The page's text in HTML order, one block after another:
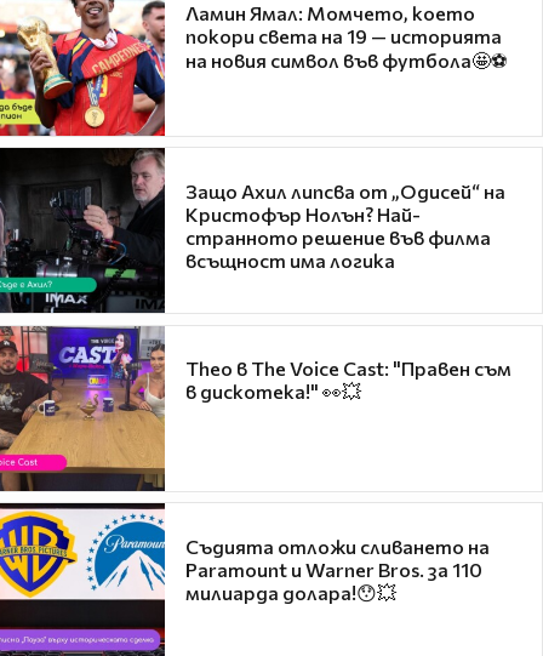
Ламин Ямал: Момчето, което
покори света на 19 — историята
на новия символ във футбола🤩⚽
Защо Ахил липсва от „Одисей“ на
Кристофър Нолън? Най-
странното решение във филма
всъщност има логика
Theo в The Voice Cast: "Правен съм
в дискотека!" 👀💥
Съдията отложи сливането на
Paramount и Warner Bros. за 110
милиарда долара!😯💥